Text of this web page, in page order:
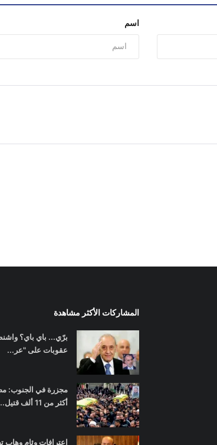
اسم
المشاركات الأكثر مشاهدة
برّي... باي باي؟
عقوبات على "عر...
مجزرة في الجنوب:
أكثر من 11 ألف قتيل...
اعترافات وئام وهاب